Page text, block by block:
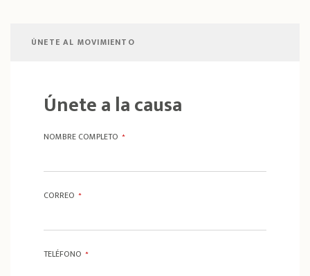
ÚNETE AL MOVIMIENTO
Únete a la causa
NOMBRE COMPLETO *
CORREO *
TELÉFONO *